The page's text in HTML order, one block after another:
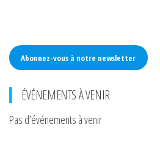
Abonnez-vous à notre newsletter
ÉVÉNEMENTS À VENIR
Pas d’événements à venir